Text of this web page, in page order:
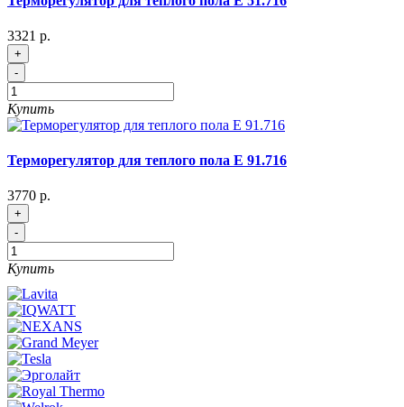
3321 р.
+
-
Купить
Терморегулятор для теплого пола Е 91.716
3770 р.
+
-
Купить